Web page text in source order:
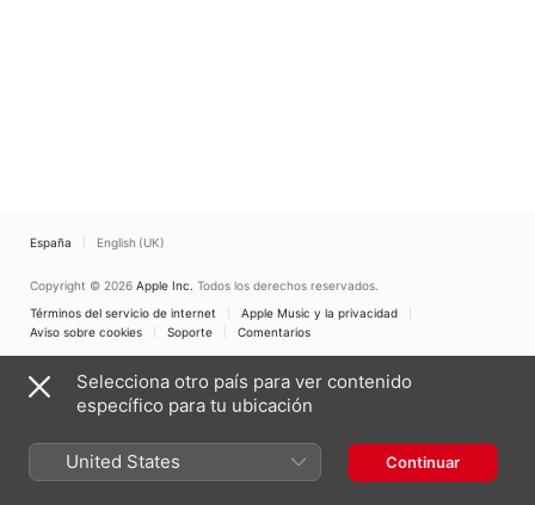
España English (UK)
Copyright © 2026 Apple Inc. Todos los derechos reservados.
Términos del servicio de internet
Apple Music y la privacidad
Aviso sobre cookies
Soporte Comentarios
Selecciona otro país para ver contenido
específico para tu ubicación
United States Continuar